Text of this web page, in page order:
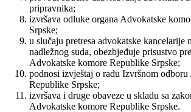
pripravnika;
izvršava odluke organa Advokatske
Srpske;
u slučaju pretresa advokatske kancelarije
nadležnog suda, obezbjeđuje prisustvo
Advokatske komore Republike Srpske;
podnosi izvještaj o radu Izvršnom
Republike Srpske;
izvršava i druge obaveze u skladu sa
Advokatske komore Republike Srpske.